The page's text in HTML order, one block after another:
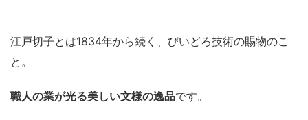
江戸切子とは1834年から続く、びいどろ技術の賜物のこ
と。
職人の業が光る美しい文様の逸品です。